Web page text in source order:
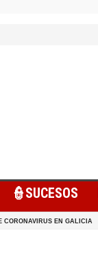
👮SUCESOS
CORONAVIRUS EN GALICIA